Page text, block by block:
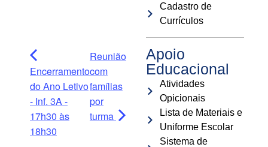
Encerramento
do Ano Letivo
- Inf. 3A -
17h30 às
18h30
Reunião
com
famílias
por
turma
Cadastro de
Currículos
Apoio
Educacional
Atividades
Opicionais
Lista de Materiais e
Uniforme Escolar
Sistema de